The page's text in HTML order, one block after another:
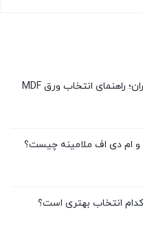
بهترین برندهای ام دی اف ایران؛ راهنمای انتخاب ورق MDF
و ام دی اف ملامینه چیست؟
انتخاب بهتری است؟